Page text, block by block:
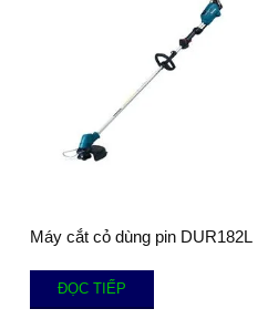
Máy cắt cỏ dùng pin DUR182L
ĐỌC TIẾP